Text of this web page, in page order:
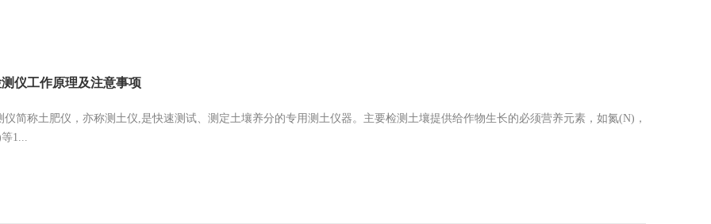
仪工作原理及注意事项
仪简称土肥仪，亦称测土仪,是快速测试、测定土壤养分的专用测土仪器。主要检测土壤提供给作物生长的必须营养元素，如氮(N)，
1...